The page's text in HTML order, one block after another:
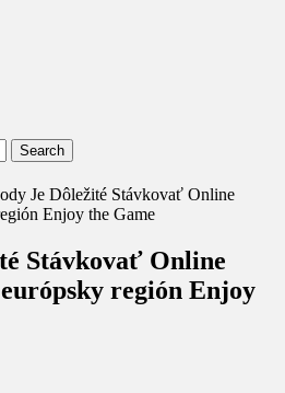
Je Dôležité Stávkovať Online
Enjoy the Game
Stávkovať Online
región Enjoy